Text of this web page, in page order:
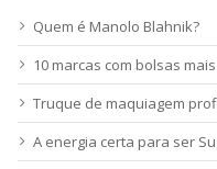
Quem é Manolo Blahnik?
10 marcas com bolsas
Truque de maquiagem
A energia certa para ser